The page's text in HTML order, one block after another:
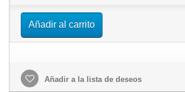
Añadir al carrito
Añadir a la lista de deseos